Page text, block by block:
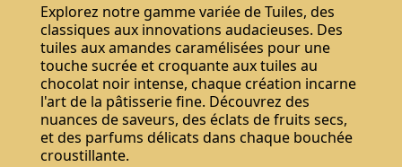
Explorez notre gamme variée de Tuiles, des
classiques aux innovations audacieuses. Des
tuiles aux amandes caramélisées pour une
touche sucrée et croquante aux tuiles au
chocolat noir intense, chaque création incarne
l'art de la pâtisserie fine. Découvrez des
nuances de saveurs, des éclats de fruits secs,
et des parfums délicats dans chaque bouchée
croustillante.